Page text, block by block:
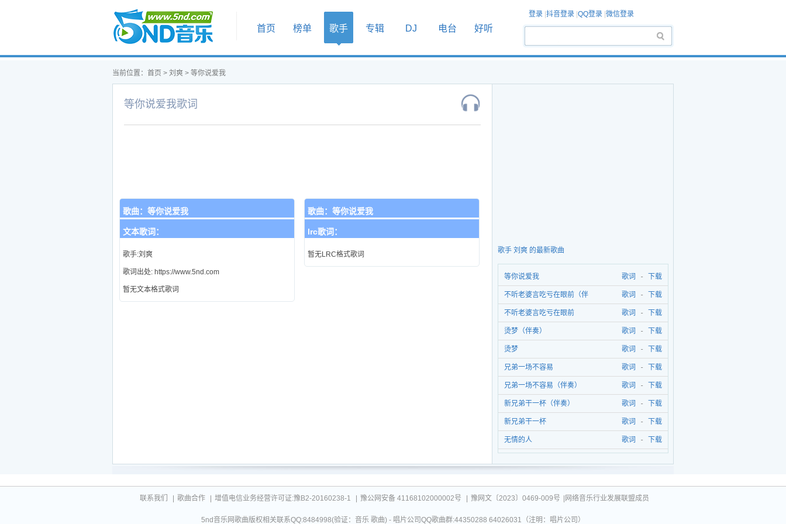
首页
首页 榜单 歌手 专辑 DJ 电台 好听
登录 抖音登录 QQ登录 微信登录
当前位置： 首页 > 刘爽 > 等你说爱我
等你说爱我歌词
歌曲： 等你说爱我
文本歌词：
歌手:刘爽
歌词出处: https://www.5nd.com
暂无文本格式歌词
歌曲： 等你说爱我
lrc歌词：
暂无LRC格式歌词 歌手 刘爽 的最新歌曲
等你说爱我 歌词 - 下载
不听老婆言吃亏在眼前（伴
奏）
歌词 - 下载
不听老婆言吃亏在眼前 歌词 - 下载
烫梦（伴奏） 歌词 - 下载
烫梦 歌词 - 下载
兄弟一场不容易 歌词 - 下载
兄弟一场不容易（伴奏） 歌词 - 下载
新兄弟干一杯（伴奏） 歌词 - 下载
新兄弟干一杯 歌词 - 下载
无情的人 歌词 - 下载
联系我们 歌曲合作 增值电信业务经营许可证:豫B2-20160238-1 豫公网安备 41168102000002号 豫网文〔2023〕0469-009号 |网络音乐行业发展联盟成员
5nd音乐网歌曲版权相关联系QQ:8484998(验证：音乐 歌曲) - 唱片公司QQ歌曲群:44350288 64026031（注明：唱片公司）